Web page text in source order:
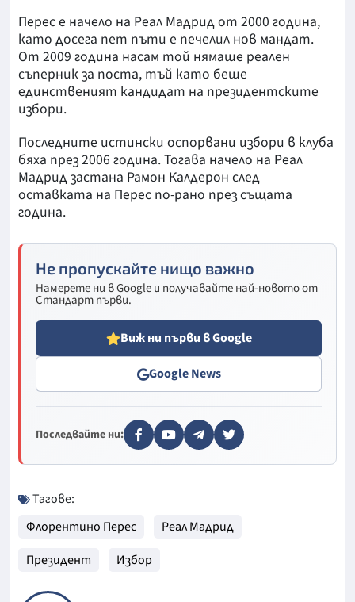
Перес е начело на Реал Мадрид от 2000 година,
като досега пет пъти е печелил нов мандат.
От 2009 година насам той нямаше реален
съперник за поста, тъй като беше
единственият кандидат на президентските
избори.
Последните истински оспорвани избори в клуба
бяха през 2006 година. Тогава начело на Реал
Мадрид застана Рамон Калдерон след
оставката на Перес по-рано през същата
година.
Не пропускайте нищо важно
Намерете ни в Google и получавайте най-новото от
Стандарт първи.
Виж ни първи в Google
Google News
Последвайте ни:
Тагове:
Флорентино Перес
Реал Мадрид
Президент
Избор